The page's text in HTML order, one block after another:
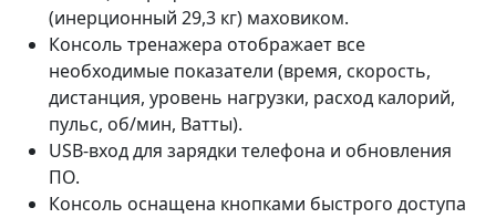
(инерционный 29,3 кг) маховиком.
Консоль тренажера отображает все
необходимые показатели (время, скорость,
дистанция, уровень нагрузки, расход калорий,
пульс, об/мин, Ватты).
USB-вход для зарядки телефона и обновления
ПО.
Консоль оснащена кнопками быстрого доступа